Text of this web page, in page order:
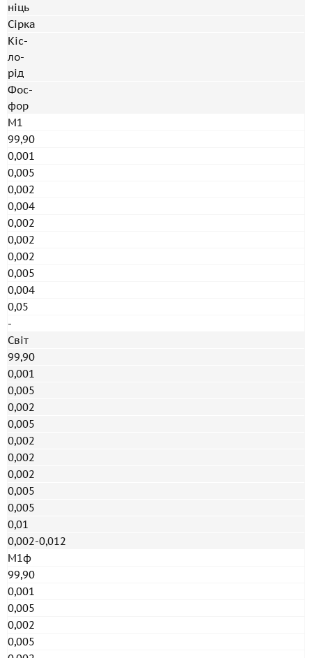
ніць
Сірка
Кіс-
ло-
рід
Фос-
фор
М1
99,90
0,001
0,005
0,002
0,004
0,002
0,002
0,002
0,005
0,004
0,05
-
Світ
99,90
0,001
0,005
0,002
0,005
0,002
0,002
0,002
0,005
0,005
0,01
0,002-0,012
М1ф
99,90
0,001
0,005
0,002
0,005